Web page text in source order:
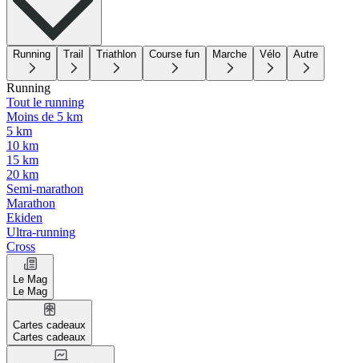
Running Trail Triathlon Course fun Marche Vélo Autre
Running
Tout le running
Moins de 5 km
5 km
10 km
15 km
20 km
Semi-marathon
Marathon
Ekiden
Ultra-running
Cross
Le Mag
Le Mag
Cartes cadeaux
Cartes cadeaux